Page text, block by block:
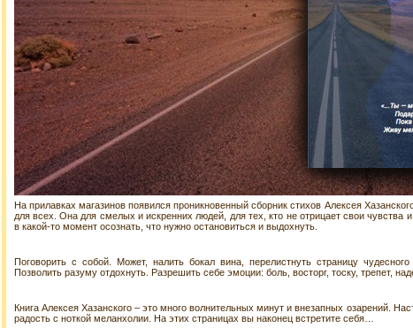
На прилавках магазинов появился проникновенный сборник стихов Алексея
для всех. Она для смелых и искренних людей, для тех, кто не отрицает свои чувства
в какой-то момент осознать, что нужно остановиться и выдохнуть.
Поговорить с собой. Может, налить бокал вина, перелистнуть страницу
Позволить разуму отдохнуть. Разрешить себе эмоции: боль, восторг, тоску, трепет,
Книга Алексея Хазанского – это много волнительных минут и внезапных озарений.
радость с ноткой меланхолии. На этих страницах вы наконец встретите себя…